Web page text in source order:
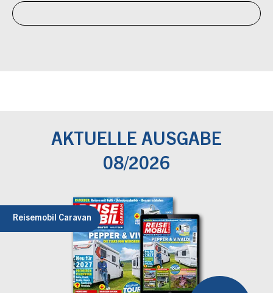
AKTUELLE AUSGABE
08/2026
Reisemobil Caravan